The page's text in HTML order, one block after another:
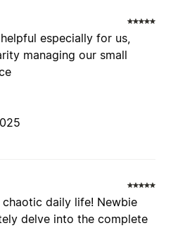
especially for us,
managing our small
daily life! Newbie
delve into the complete